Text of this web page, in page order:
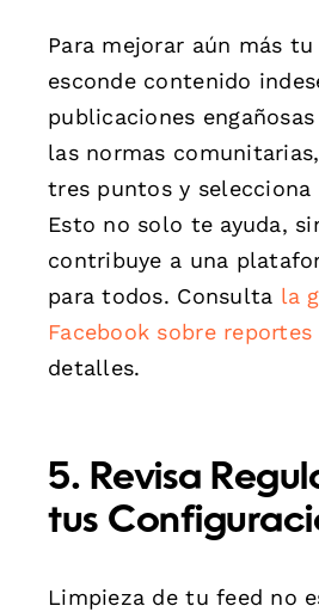
Para mejorar aún más
esconde contenido
publicaciones
las normas
tres puntos y selecciona
Esto no solo te ayuda,
contribuye a una
para todos. Consulta la
Facebook sobre reportes
detalles.
5. Revisa
tus
Limpieza de tu feed no